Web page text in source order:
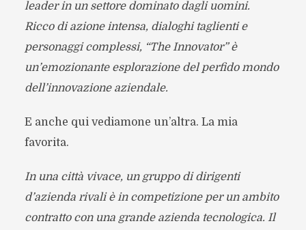
leader in un settore dominato dagli uomini.
Ricco di azione intensa, dialoghi taglienti e
personaggi complessi, “The Innovator” è
un’emozionante esplorazione del perfido mondo
dell’innovazione aziendale.
E anche qui vediamone un’altra. La mia
favorita.
In una città vivace, un gruppo di dirigenti
d’azienda rivali è in competizione per un ambito
contratto con una grande azienda tecnologica. Il